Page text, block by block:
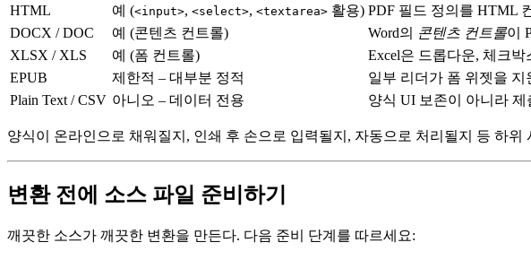
HTML
예 (<input>, <select>, <textarea> 활용) PDF 필드 정의를 HTML
DOCX / DOC
예 (콘텐츠 컨트롤) Word의 콘텐츠 컨트롤이
XLSX / XLS
예 (폼 컨트롤)
Excel은 드롭다운, 체크
EPUB
제한적 – 대부분 정적
일부 리더가 폼 위젯을
Plain Text / CSV 아니오 – 데이터 전용 양식 UI 보존이 아니라
양식이 온라인으로 채워질지, 인쇄 후 손으로 입력될지, 자동으로 처리될지 등 하
변환 전에 소스 파일 준비하기
깨끗한 소스가 깨끗한 변환을 만든다. 다음 준비 단계를 따르세요: